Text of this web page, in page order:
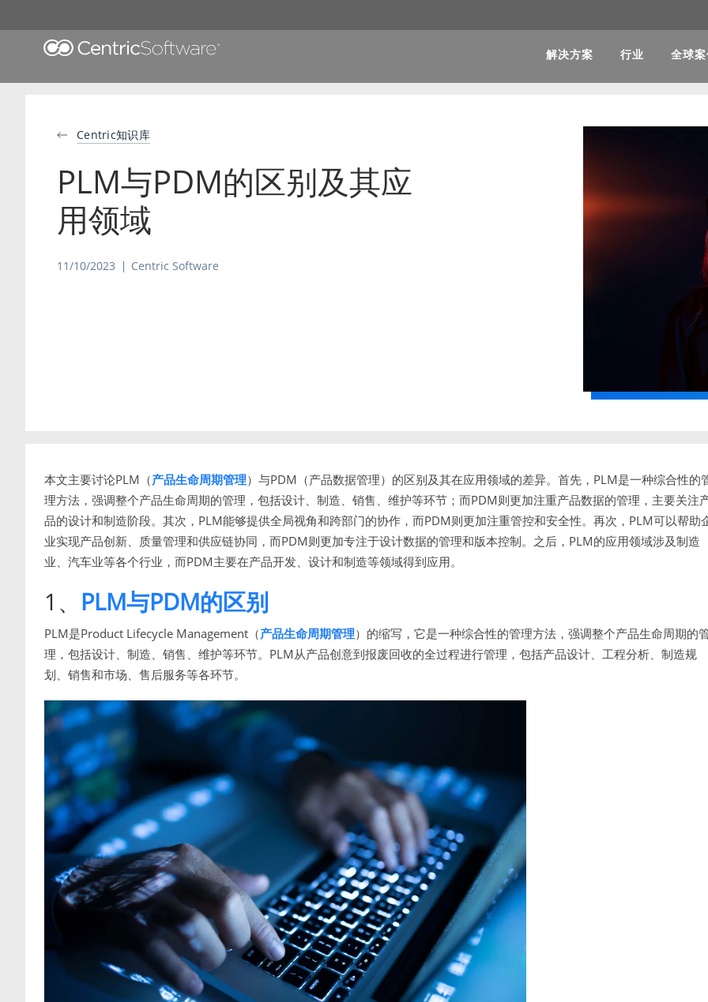
解决方案 行业 全球
Centric知识库
PLM与PDM的区别及其应
用领域
11/10/2023 Centric Software
本文主要讨论PLM（产品生命周期管理）与PDM（产品数据管理）的区别及其在应用领域的差异。首先，PLM是一种综合性的
理方法，强调整个产品生命周期的管理，包括设计、制造、销售、维护等环节；而PDM则更加注重产品数据的管理，主要关注
品的设计和制造阶段。其次，PLM能够提供全局视角和跨部门的协作，而PDM则更加注重管控和安全性。再次，PLM可以帮助
业实现产品创新、质量管理和供应链协同，而PDM则更加专注于设计数据的管理和版本控制。之后，PLM的应用领域涉及制造
业、汽车业等各个行业，而PDM主要在产品开发、设计和制造等领域得到应用。
1、 PLM与PDM的区别
PLM是Product Lifecycle Management（产品生命周期管理）的缩写，它是一种综合性的管理方法，强调整个产品生命周期的
理，包括设计、制造、销售、维护等环节。PLM从产品创意到报废回收的全过程进行管理，包括产品设计、工程分析、制造规
划、销售和市场、售后服务等各环节。